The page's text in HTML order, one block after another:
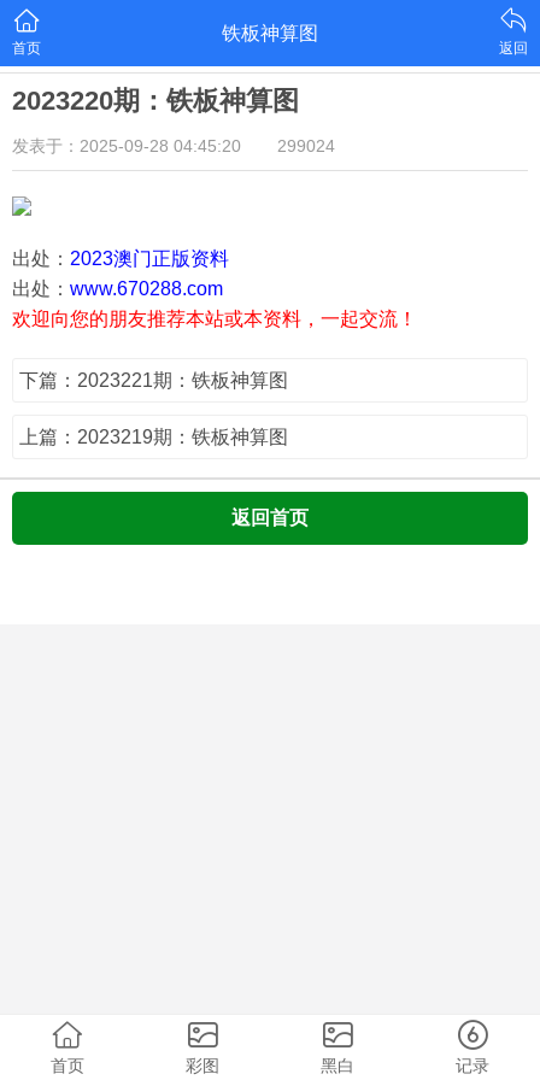
首页
铁板神算图
返回
2023220期：铁板神算图
发表于：2025-09-28 04:45:20 299024
出处： 2023澳门正版资料
出处： www.670288.com
欢迎向您的朋友推荐本站或本资料，一起交流！
下篇：2023221期：铁板神算图
上篇：2023219期：铁板神算图
返回首页
首页 彩图 黑白 记录